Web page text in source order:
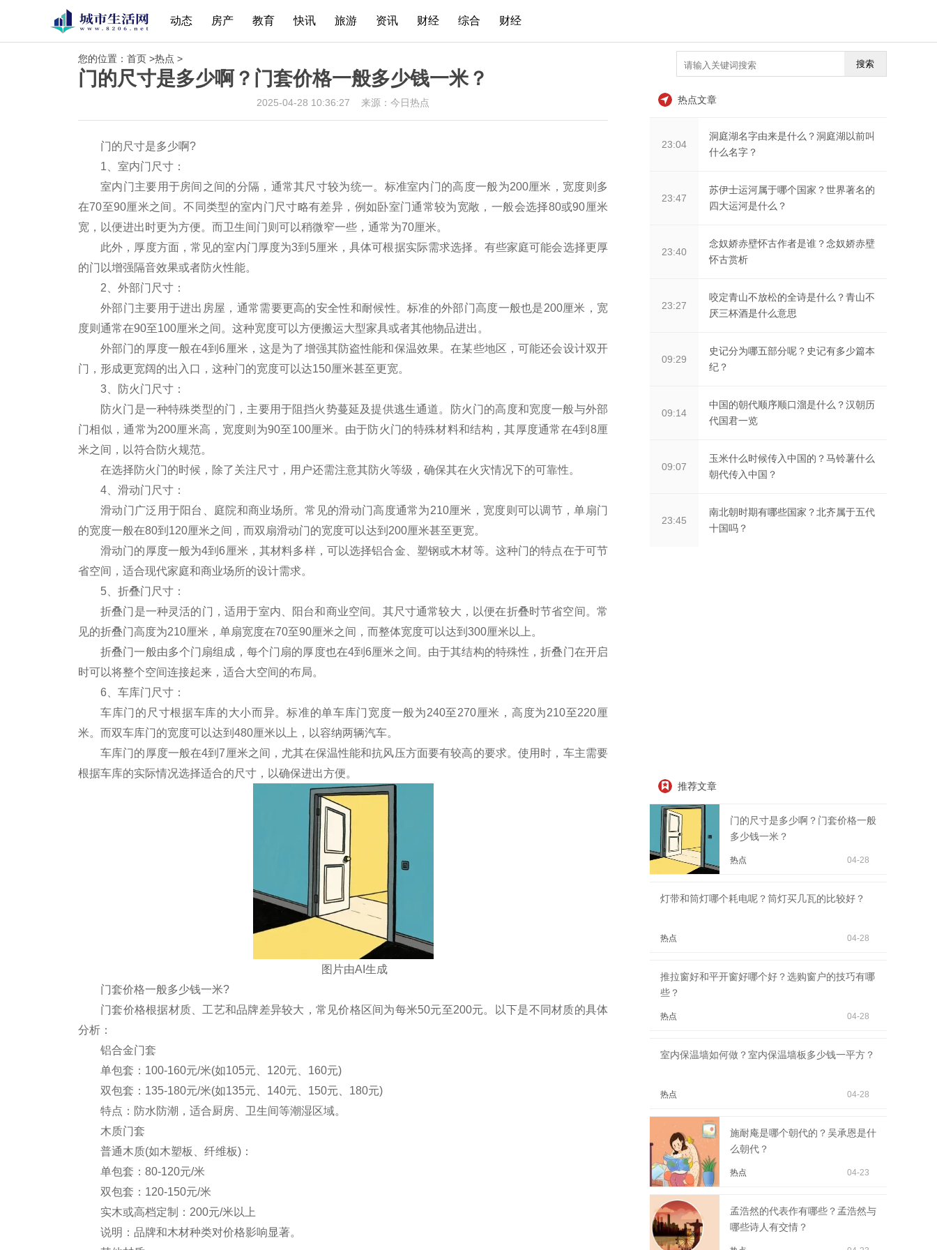
动态 房产 教育 快讯 旅游 资讯 财经 综合 财经
您的位置： 首页 >热点 >
门的尺寸是多少啊？门套价格一般多少钱一米？
2025-04-28 10:36:27 来源：今日热点
门的尺寸是多少啊?
1、室内门尺寸：
室内门主要用于房间之间的分隔，通常其尺寸较为统一。标准室内门的高度一般为200厘米，宽度则多
在70至90厘米之间。不同类型的室内门尺寸略有差异，例如卧室门通常较为宽敞，一般会选择80或90厘米
宽，以便进出时更为方便。而卫生间门则可以稍微窄一些，通常为70厘米。
此外，厚度方面，常见的室内门厚度为3到5厘米，具体可根据实际需求选择。有些家庭可能会选择更厚
的门以增强隔音效果或者防火性能。
2、外部门尺寸：
外部门主要用于进出房屋，通常需要更高的安全性和耐候性。标准的外部门高度一般也是200厘米，宽
度则通常在90至100厘米之间。这种宽度可以方便搬运大型家具或者其他物品进出。
外部门的厚度一般在4到6厘米，这是为了增强其防盗性能和保温效果。在某些地区，可能还会设计双开
门，形成更宽阔的出入口，这种门的宽度可以达150厘米甚至更宽。
3、防火门尺寸：
防火门是一种特殊类型的门，主要用于阻挡火势蔓延及提供逃生通道。防火门的高度和宽度一般与外部
门相似，通常为200厘米高，宽度则为90至100厘米。由于防火门的特殊材料和结构，其厚度通常在4到8厘
米之间，以符合防火规范。
在选择防火门的时候，除了关注尺寸，用户还需注意其防火等级，确保其在火灾情况下的可靠性。
4、滑动门尺寸：
滑动门广泛用于阳台、庭院和商业场所。常见的滑动门高度通常为210厘米，宽度则可以调节，单扇门
的宽度一般在80到120厘米之间，而双扇滑动门的宽度可以达到200厘米甚至更宽。
滑动门的厚度一般为4到6厘米，其材料多样，可以选择铝合金、塑钢或木材等。这种门的特点在于可节
省空间，适合现代家庭和商业场所的设计需求。
5、折叠门尺寸：
折叠门是一种灵活的门，适用于室内、阳台和商业空间。其尺寸通常较大，以便在折叠时节省空间。常
见的折叠门高度为210厘米，单扇宽度在70至90厘米之间，而整体宽度可以达到300厘米以上。
折叠门一般由多个门扇组成，每个门扇的厚度也在4到6厘米之间。由于其结构的特殊性，折叠门在开启
时可以将整个空间连接起来，适合大空间的布局。
6、车库门尺寸：
车库门的尺寸根据车库的大小而异。标准的单车库门宽度一般为240至270厘米，高度为210至220厘
米。而双车库门的宽度可以达到480厘米以上，以容纳两辆汽车。
车库门的厚度一般在4到7厘米之间，尤其在保温性能和抗风压方面要有较高的要求。使用时，车主需要
根据车库的实际情况选择适合的尺寸，以确保进出方便。
图片由AI生成
门套价格一般多少钱一米?
‌门套价格根据材质、工艺和品牌差异较大，常见价格区间为每米50元至200元。‌以下是不同材质的具体
分析：‌
‌铝合金门套‌
‌单包套‌：100-160元/米(如105元、120元、160元)
‌双包套‌：135-180元/米(如135元、140元、150元、180元)
特点：防水防潮，适合厨房、卫生间等潮湿区域。
‌木质门套‌
‌普通木质(如木塑板、纤维板)‌：
单包套：80-120元/米
双包套：120-150元/米
‌实木或高档定制‌：200元/米以上
说明：品牌和木材种类对价格影响显著。
搜索
热点文章
23:04
洞庭湖名字由来是什么？洞庭湖以前叫
什么名字？
23:47
苏伊士运河属于哪个国家？世界著名的
四大运河是什么？
23:40
念奴娇赤壁怀古作者是谁？念奴娇赤壁
怀古赏析
23:27
咬定青山不放松的全诗是什么？青山不
厌三杯酒是什么意思
09:29
史记分为哪五部分呢？史记有多少篇本
纪？
09:14
中国的朝代顺序顺口溜是什么？汉朝历
代国君一览
09:07
玉米什么时候传入中国的？马铃薯什么
朝代传入中国？
23:45
南北朝时期有哪些国家？北齐属于五代
十国吗？
推荐文章
门的尺寸是多少啊？门套价格一般
多少钱一米？
热点 04-28
灯带和筒灯哪个耗电呢？筒灯买几瓦的比较好？
热点 04-28
推拉窗好和平开窗好哪个好？选购窗户的技巧有哪
些？
热点 04-28
室内保温墙如何做？室内保温墙板多少钱一平方？
热点 04-28
施耐庵是哪个朝代的？吴承恩是什
么朝代？
热点 04-23
孟浩然的代表作有哪些？孟浩然与
哪些诗人有交情？